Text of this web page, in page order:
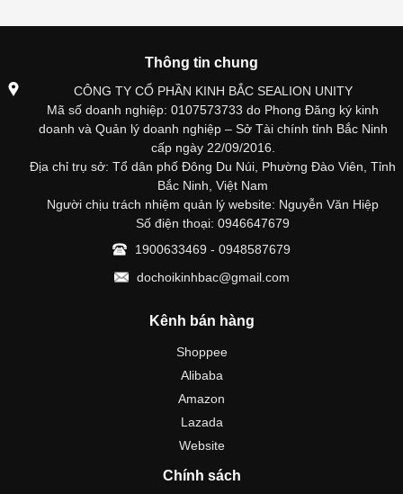
Thông tin chung
CÔNG TY CỔ PHẦN KINH BẮC SEALION UNITY
Mã số doanh nghiệp: 0107573733 do Phong Đăng ký kinh
doanh và Quản lý doanh nghiệp – Sở Tài chính tỉnh Bắc Ninh
cấp ngày 22/09/2016.
Địa chỉ trụ sở: Tổ dân phố Đông Du Núi, Phường Đào Viên, Tỉnh
Bắc Ninh, Việt Nam
Người chịu trách nhiệm quản lý website: Nguyễn Văn Hiệp
Số điện thoại: 0946647679
1900633469 - 0948587679
dochoikinhbac@gmail.com
Kênh bán hàng
Shoppee
Alibaba
Amazon
Lazada
Website
Chính sách